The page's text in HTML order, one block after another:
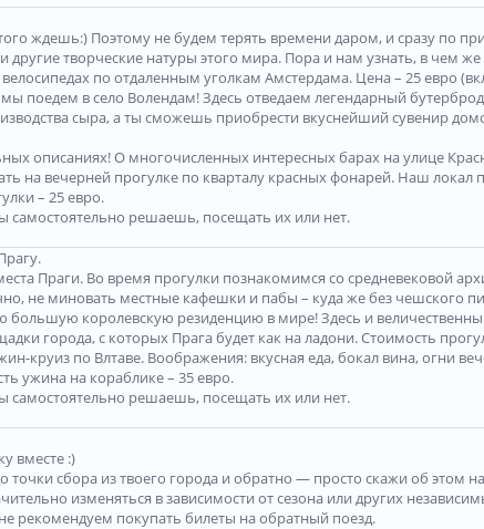
ждешь:) Поэтому не будем терять времени даром, и сразу по
творческие натуры этого мира. Пора и нам узнать, в чем
по отдаленным уголкам Амстердама. Цена – 25 евро
в село Волендам! Здесь отведаем легендарный
сыра, а ты сможешь приобрести вкуснейший сувенир
описаниях! О многочисленных интересных барах на улице
на вечерней прогулке по кварталу красных фонарей. Наш
– 25 евро.
самостоятельно решаешь, посещать их или нет.
Праги. Во время прогулки познакомимся со средневековой
не миновать местные кафешки и пабы – куда же без чешского
королевскую резиденцию в мире! Здесь и
города, с которых Прага будет как на ладони. Стоимость
круиз по Влтаве. Воображения: вкусная еда, бокал вина, огни
ужина на кораблике – 35 евро.
самостоятельно решаешь, посещать их или нет.
вместе :)
точки сбора из твоего города и обратно — просто скажи об этом
изменяться в зависимости от сезона или других
покупать билеты на обратный поезд.